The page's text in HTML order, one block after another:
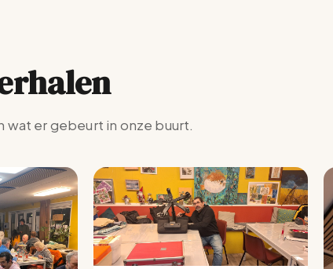
wat er gebeurt in onze buurt.